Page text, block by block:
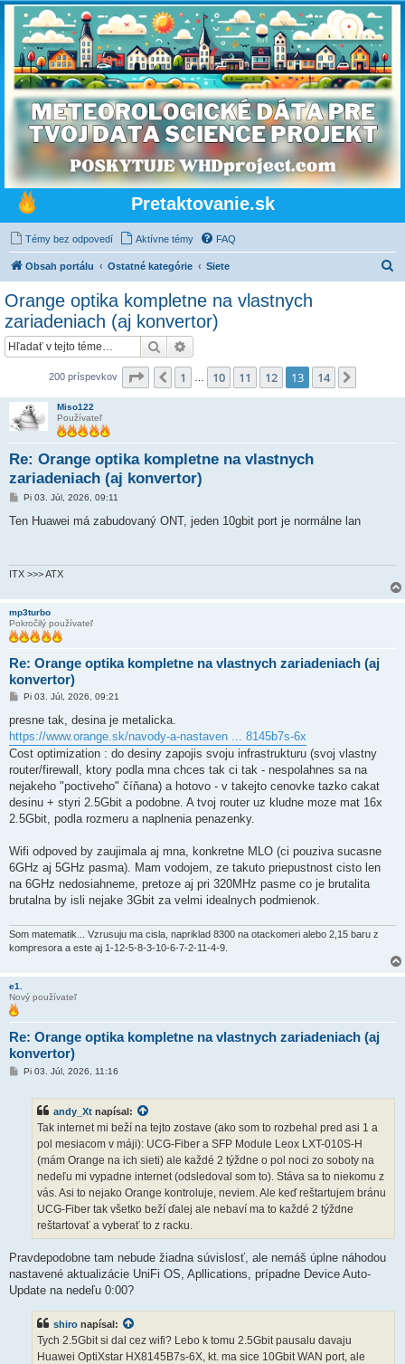
Pretaktovanie.sk
Témy bez odpovedí Aktívne témy FAQ
Obsah portálu Ostatné kategórie Siete
Orange optika kompletne na vlastnych
zariadeniach (aj konvertor)
Hľadať
200 príspevkov Strana 13z 14
Predchádzajúci
1 10 11 12 13 14
Miso122
Používateľ
Re: Orange optika kompletne na vlastnych
zariadeniach (aj konvertor)
P
í
o
Pi 03. Júl, 2026, 09:11
Ten Huawei má zabudovaný ONT, jeden 10gbit port je normálne lan
ITX >>> ATX
mp3turbo
Pokročilý používateľ
Re: Orange optika kompletne na vlastnych zariadeniach (aj
konvertor)
P
í
p
e
o
k
Pi 03. Júl, 2026, 09:21
presne tak, desina je metalicka.
https://www.orange.sk/navody-a-nastaven ... 8145b7s-6x
Cost optimization : do desiny zapojis svoju infrastrukturu (svoj vlastny
router/firewall, ktory podla mna chces tak ci tak - nespolahnes sa na
nejakeho "poctiveho" číňana) a hotovo - v takejto cenovke tazko cakat
desinu + styri 2.5Gbit a podobne. A tvoj router uz kludne moze mat 16x
2.5Gbit, podla rozmeru a naplnenia penazenky.
Wifi odpoved by zaujimala aj mna, konkretne MLO (ci pouziva sucasne
6GHz aj 5GHz pasma). Mam vodojem, ze takuto priepustnost cisto len
na 6GHz nedosiahneme, pretoze aj pri 320MHz pasme co je brutalita
brutalna by isli nejake 3Gbit za velmi idealnych podmienok.
Som matematik... Vzrusuju ma cisla, napriklad 8300 na otackomeri alebo 2,15 baru z
kompresora a este aj 1-12-5-8-3-10-6-7-2-11-4-9.
e1.
Nový používateľ
Re: Orange optika kompletne na vlastnych zariadeniach (aj
konvertor)
PPi 03. Júl, 2026, 11:16
andy_Xt napísal:
Tak internet mi beží na tejto zostave (ako som to rozbehal pred asi 1 a
pol mesiacom v máji): UCG-Fiber a SFP Module Leox LXT-010S-H
(mám Orange na ich sieti) ale každé 2 týždne o pol noci zo soboty na
nedeľu mi vypadne internet (odsledoval som to). Stáva sa to niekomu z
vás. Asi to nejako Orange kontroluje, neviem. Ale keď reštartujem bránu
UCG-Fiber tak všetko beží ďalej ale nebaví ma to každé 2 týždne
reštartovať a vyberať to z racku.
Pravdepodobne tam nebude žiadna súvislosť, ale nemáš úplne náhodou
nastavené aktualizácie UniFi OS, Apllications, prípadne Device Auto-
Update na nedeľu 0:00?
shiro napísal:
Tych 2.5Gbit si dal cez wifi? Lebo k tomu 2.5Gbit pausalu davaju
Huawei OptiXstar HX8145B7s-6X, kt. ma sice 10Gbit WAN port, ale